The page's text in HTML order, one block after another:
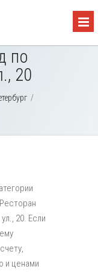
по
20
/
20. Если
и ценами